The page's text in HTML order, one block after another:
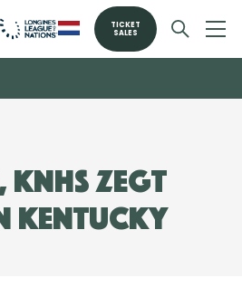
TICKET
SALES
KNHS zegt
Kentucky